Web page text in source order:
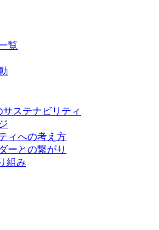
覧
ステナビリティ
ィへの考え方
ーとの繋がり
組み